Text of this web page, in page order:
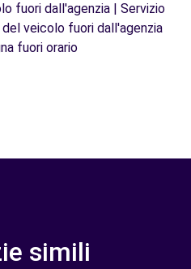
fuori dall'agenzia | Servizio
veicolo fuori dall'agenzia
fuori orario
simili